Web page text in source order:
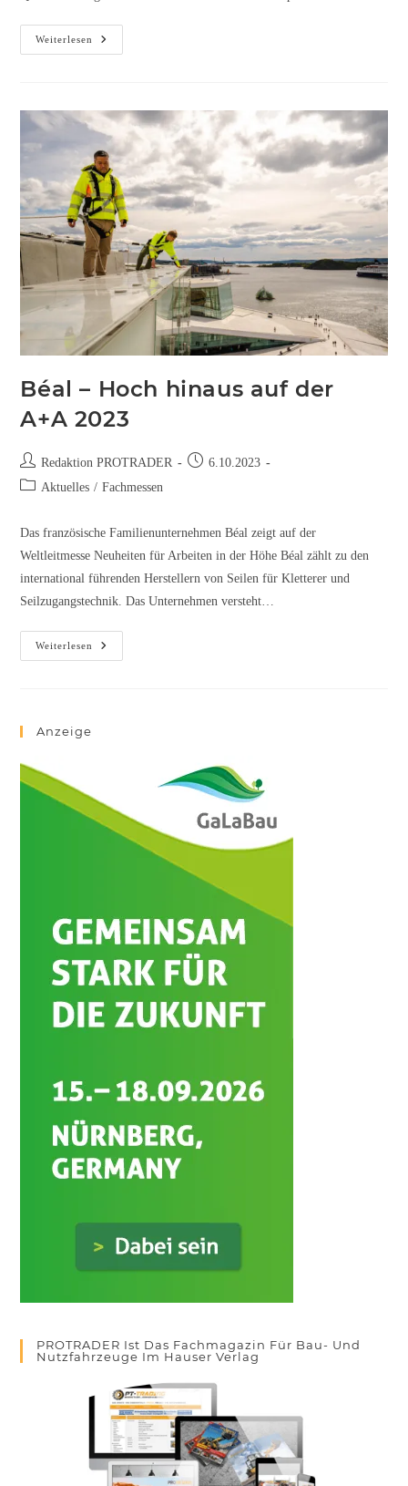
Weiterlesen
Béal – Hoch hinaus auf der
A+A 2023
Redaktion PROTRADER
6.10.2023
Aktuelles / Fachmessen
Das französische Familienunternehmen Béal zeigt auf der
Weltleitmesse Neuheiten für Arbeiten in der Höhe Béal zählt zu den
international führenden Herstellern von Seilen für Kletterer und
Seilzugangstechnik. Das Unternehmen versteht…
Weiterlesen
Anzeige
PROTRADER Ist Das Fachmagazin Für Bau- Und
Nutzfahrzeuge Im Hauser Verlag